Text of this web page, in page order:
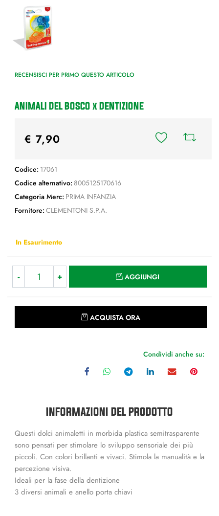
RECENSISCI PER PRIMO QUESTO ARTICOLO
ANIMALI DEL BOSCO x DENTIZIONE
€ 7,90
Codice: 17061
Codice alternativo: 8005125170616
Categoria Merc: PRIMA INFANZIA
Fornitore: CLEMENTONI S.P.A.
In Esaurimento
AGGIUNGI
ACQUISTA ORA
Condividi anche su:
INFORMAZIONI DEL PRODOTTO
Questi dolci animaletti in morbida plastica semitrasparente
sono pensati per stimolare lo sviluppo sensoriale dei più
piccoli. Con colori brillanti e vivaci. Stimola la manualità e la
percezione visiva.
Ideali per la fase della dentizione
3 diversi animali e anello porta chiavi